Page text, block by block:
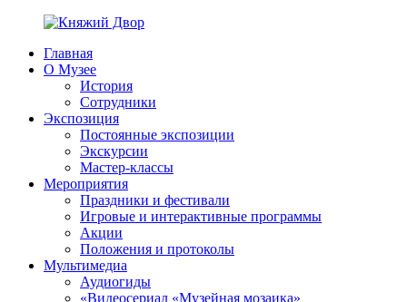
Перейти
содержимому
Княжий
ППМВК
Главная
О Музее
История
Сотрудники
Экспозиция
Постоянные экспозиции
Экскурсии
Мастер-классы
Мероприятия
Праздники и фестивали
Игровые и интерактивные программы
Акции
Положения и протоколы
Мультимедиа
Аудиогиды
«Видеосериал «Музейная мозаика»